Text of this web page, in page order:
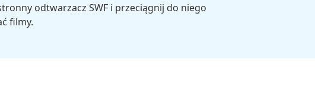
odtwarzacz SWF i przeciągnij do niego
filmy.